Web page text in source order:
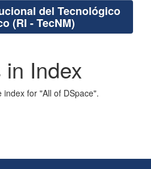
del Tecnológico
(RI - TecNM)
Index
for "All of DSpace".